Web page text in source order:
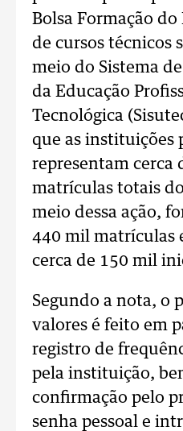
Bolsa Formação
de cursos técnicos
meio do Sistema
da Educação
Tecnológica
que as instituições
representam cerca
matrículas totais
meio dessa ação,
440 mil matrículas
cerca de 150 mil
Segundo a nota, o
valores é feito em
registro de
pela instituição,
confirmação pelo
senha pessoal e